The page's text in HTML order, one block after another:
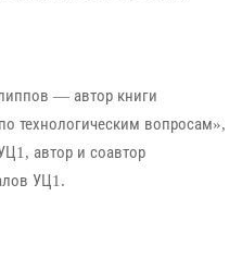
— автор книги
технологическим вопросам»,
автор и соавтор
УЦ1.